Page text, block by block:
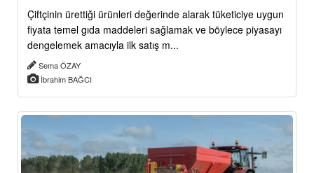
Çiftçinin ürettiği ürünleri değerinde alarak tüketiciye uygun
fiyata temel gıda maddeleri sağlamak ve böylece piyasayı
dengelemek amacıyla ilk satış m...
Sema ÖZAY
İbrahim BAĞCI